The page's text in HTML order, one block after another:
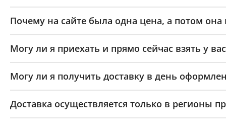
Почему на сайте была одна цена, а потом она
Могу ли я приехать и прямо сейчас взять у
Могу ли я получить доставку в день
Доставка осуществляется только в регионы